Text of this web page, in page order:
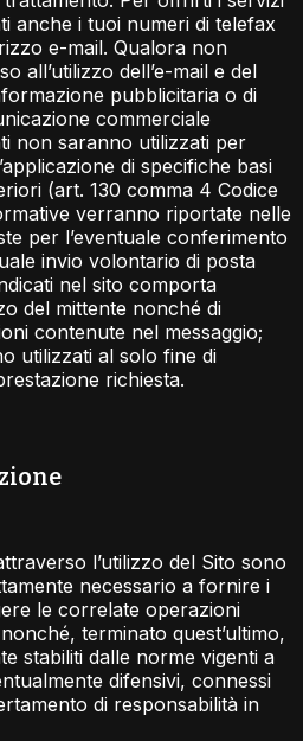
anche i tuoi numeri di telefax
e-mail. Qualora non
all’utilizzo dell’e-mail e del
pubblicitaria o di
commerciale
non saranno utilizzati per
di specifiche basi
(art. 130 comma 4 Codice
verranno riportate nelle
per l’eventuale conferimento
invio volontario di posta
nel sito comporta
del mittente nonché di
contenute nel messaggio;
utilizzati al solo fine di
richiesta.
l’utilizzo del Sito sono
necessario a fornire i
le correlate operazioni
terminato quest’ultimo,
stabiliti dalle norme vigenti a
difensivi, connessi
di responsabilità in